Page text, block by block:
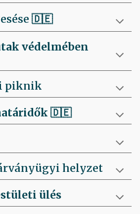
🇩🇪
védelmében
piknik
🇩🇪
helyzet
ülés